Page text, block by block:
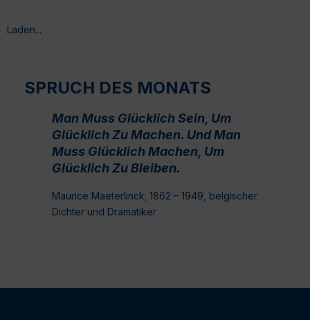
Laden...
SPRUCH DES MONATS
Man Muss Glücklich Sein, Um
Glücklich Zu Machen. Und Man
Muss Glücklich Machen, Um
Glücklich Zu Bleiben.
Maurice Maeterlinck; 1862 – 1949, belgischer
Dichter und Dramatiker